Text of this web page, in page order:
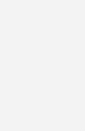
Ihre
zuständigen
9